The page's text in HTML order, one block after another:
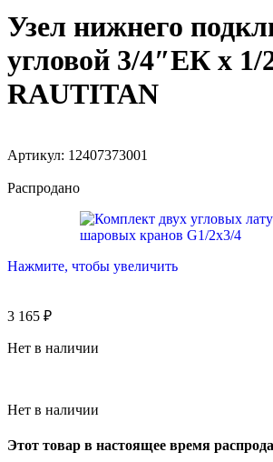
Узел нижнего
угловой 3/4″ЕК х 1/
RAUTITAN
Артикул: 12407373001
Распродано
Нажмите, чтобы увеличить
3 165 ₽
Нет в наличии
Нет в наличии
Этот товар в настоящее время